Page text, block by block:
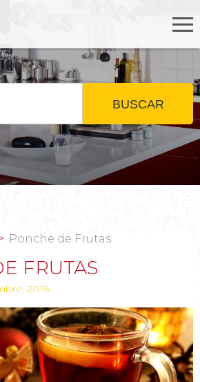
BUSCAR
Ponche de Frutas
FRUTAS
2018